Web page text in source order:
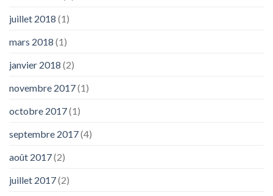
juillet 2018 (1)
mars 2018 (1)
janvier 2018 (2)
novembre 2017(1)
octobre 2017(1)
septembre 2017(4)
août 2017(2)
juillet 2017(2)